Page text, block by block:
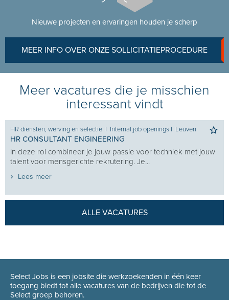
Nieuwe projecten en ervaringen houden je scherp
MEER INFO OVER ONZE SOLLICITATIEPROCEDURE
Meer vacatures die je misschien
interessant vindt
HR diensten, werving en selectie I Internal job openings I Leuven
HR CONSULTANT ENGINEERING
In deze rol combineer je jouw passie voor techniek met jouw
talent voor mensgerichte rekrutering. Je...
Lees meer
ALLE VACATURES
Select Jobs is een jobsite die werkzoekenden in één keer
toegang biedt tot alle vacatures van de bedrijven die tot de
Select groep behoren.